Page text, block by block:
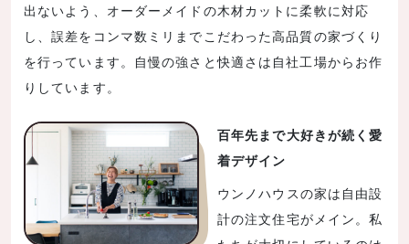
出ないよう、オーダーメイドの木材カットに柔軟に対応
し、誤差をコンマ数ミリまでこだわった高品質の家づくり
を行っています。自慢の強さと快適さは自社工場からお作
りしています。
百年先まで大好きが続く愛
着デザイン
ウンノハウスの家は自由設
計の注文住宅がメイン。私